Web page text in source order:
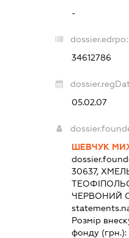
-
dossier.edrpo:
34612786
05.02.07
ШЕВЧУК
30637,
ЧЕРВОНИЙ
Розмір
фонду (грн.):